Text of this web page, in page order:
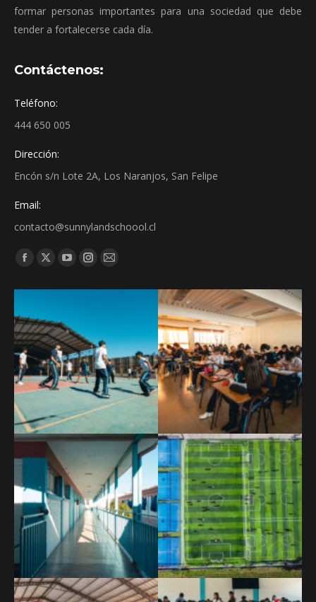
formar personas importantes para una sociedad que debe
tender a fortalecerse cada día.
Contáctenos:
Teléfono:
444 650 005
Dirección:
Encón s/n Lote 2A, Los Naranjos, San Felipe
Email:
contacto@sunnylandschoool.cl
Find us on: